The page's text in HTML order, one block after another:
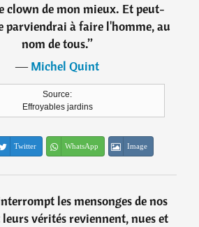
clown de mon mieux. Et peut-
parviendrai à faire l'homme, au
nom de tous.”
―Michel Quint
Source:
Effroyables jardins
Twitter WhatsApp Image
les mensonges de nos
leurs vérités reviennent, nues et